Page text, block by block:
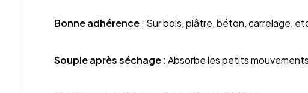
Bonne adhérence: Sur bois, plâtre, béton, carrelage,
Souple après séchage: Absorbe les petits